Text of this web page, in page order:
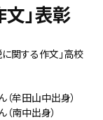
」表彰
関する作文」高校
田山中出身）
中出身）